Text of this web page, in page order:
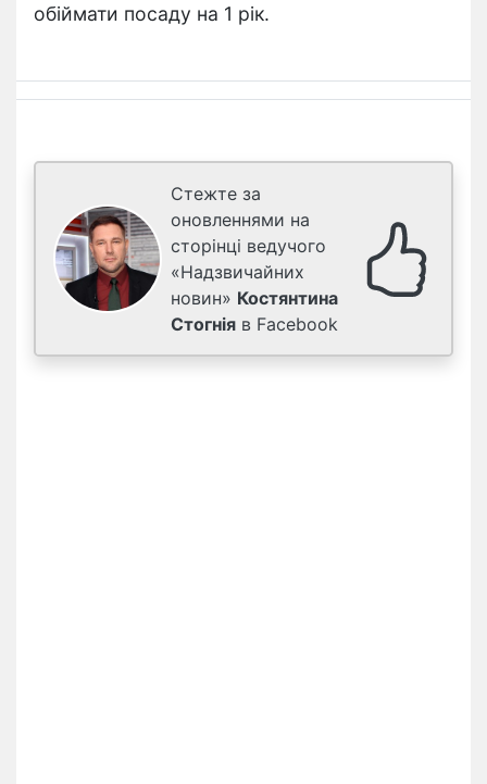
обіймати посаду на 1 рік.
Стежте за
оновленнями на
сторінці ведучого
«Надзвичайних
новин» Костянтина
Стогнія в Facebook